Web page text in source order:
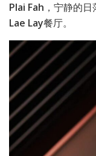
Plai Fah ，宁静的
Lae Lay餐厅。